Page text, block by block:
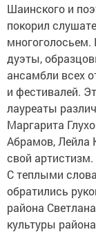
Шаинского и
покорил
многоголосьем.
дуэты,
ансамбли всех
и фестивалей.
лауреаты
Маргарита
Абрамов, Лейла
свой артистизм.
С теплыми
обратились
района
культуры